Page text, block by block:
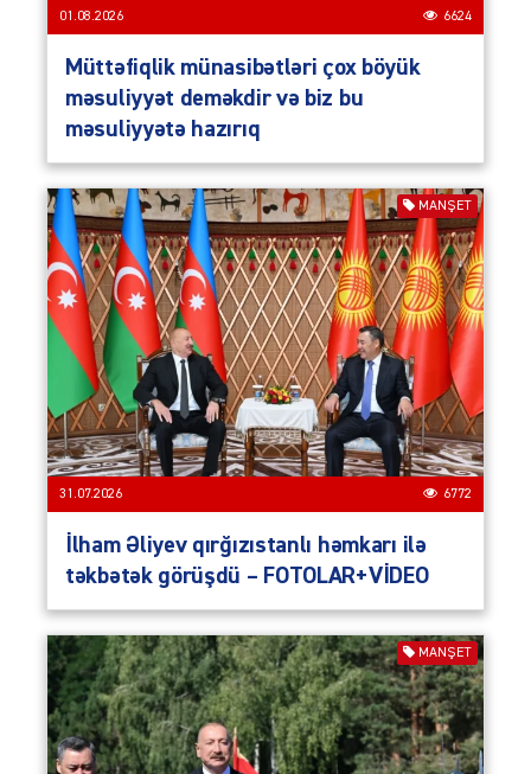
01.08.2026 6624
Müttəfiqlik münasibətləri çox böyük
məsuliyyət deməkdir və biz bu
məsuliyyətə hazırıq
MANŞET
31.07.2026 6772
İlham Əliyev qırğızıstanlı həmkarı ilə
təkbətək görüşdü – FOTOLAR+VİDEO
MANŞET